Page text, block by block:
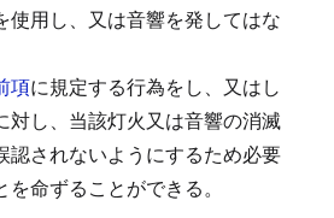
使用し、又は音響を発してはな
項に規定する行為をし、又はし
対し、当該灯火又は音響の消滅
認されないようにするため必要
命ずることができる。